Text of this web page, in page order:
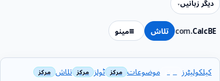
CalcBE
.com تلاش مینو
دیگر زبانیں
کیلکولیٹرز موضوعات ٹولز تلاش